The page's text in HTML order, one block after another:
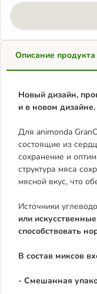
Описание продукта
Новый дизайн,
и в новом дизайне.
Для animonda
состоящие из
сохранение и
структура мяса
мясной вкус, что
Источники
или
способствовать
В состав миксов
- Смешанная